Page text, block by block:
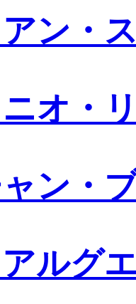
ン・
オ・
ン・
ルグ